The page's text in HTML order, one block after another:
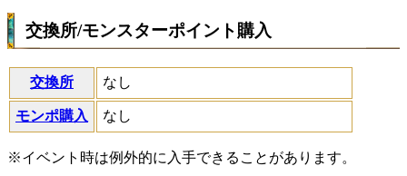
交換所/モンスターポイント購入
交換所 なし
モンポ購入 なし
※イベント時は例外的に入手できることがあります。